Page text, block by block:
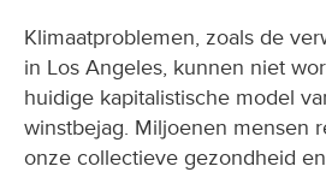
Klimaatproblemen, zoals de
in Los Angeles, kunnen niet
huidige kapitalistische model
winstbejag. Miljoenen mensen
onze collectieve gezondheid